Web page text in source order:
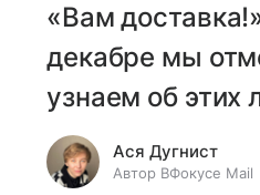
«‎‎Вам
декабре мы
узнаем об этих
Ася Дугнист
Автор ВФокусе Mail